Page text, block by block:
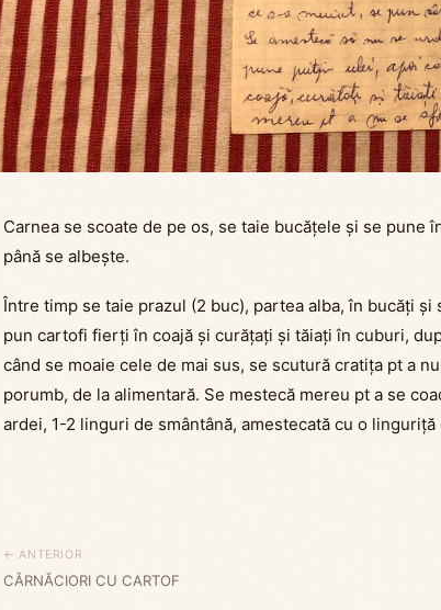
Carnea se scoate de pe os, se taie bucățele și se pune
până se albește.
Între timp se taie prazul (2 buc), partea alba, în bucăți și
pun cartofi fierți în coajă și curățați și tăiați în cuburi,
când se moaie cele de mai sus, se scutură cratița pt a
porumb, de la alimentară. Se mestecă mereu pt a se
ardei, 1-2 linguri de smântână, amestecată cu o linguriță
← ANTERIOR
CÂRNĂCIORI CU CARTOF